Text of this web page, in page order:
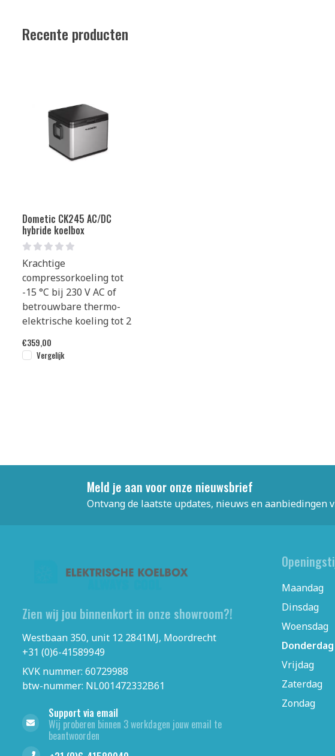
Recente producten
Dometic CK245 AC/DC
hybride koelbox
Krachtige
compressorkoeling tot
-15 °C bij 230 V AC of
betrouwbare thermo-
elektrische koeling tot 2
€359,00
Vergelijk
Meld je aan voor onze nieuwsbrief
Ontvang de laatste updates, nieuws en aanbiedingen
Zien wij jou binnenkort in onze showroom?!
Westbaan 350, unit 12 2841MJ, Moordrecht
+31 (0)6-41589949
KVK nummer: 60729988
btw-nummer: NL001472332B61
Support via email
Wij proberen binnen 3 werkdagen jouw email te
beantwoorden
Maandag
Dinsdag
Woensdag
Donderdag
Vrijdag
Zaterdag
Zondag